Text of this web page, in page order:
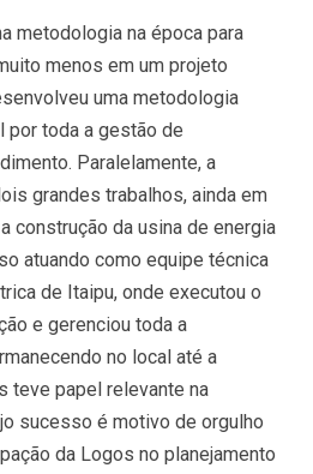
metodologia na época para
menos em um projeto
uma metodologia
toda a gestão de
Paralelamente, a
grandes trabalhos, ainda em
construção da usina de energia
atuando como equipe técnica
de Itaipu, onde executou o
e gerenciou toda a
no local até a
teve papel relevante na
sucesso é motivo de orgulho
da Logos no planejamento